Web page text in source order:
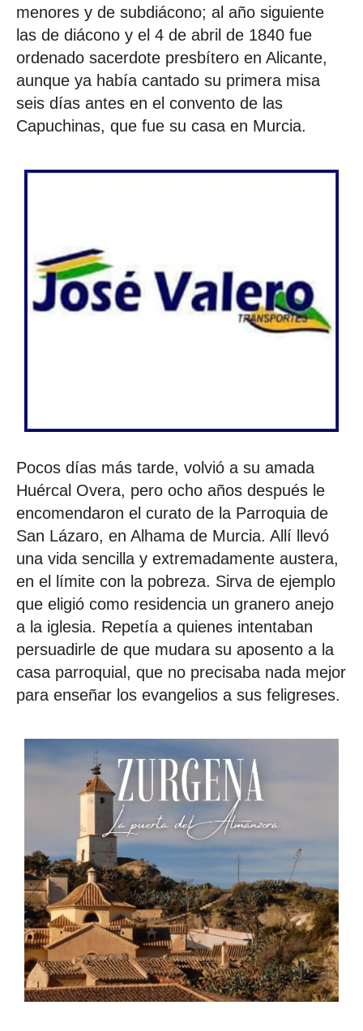
menores y de subdiácono; al año siguiente
las de diácono y el 4 de abril de 1840 fue
ordenado sacerdote presbítero en Alicante,
aunque ya había cantado su primera misa
seis días antes en el convento de las
Capuchinas, que fue su casa en Murcia.
Pocos días más tarde, volvió a su amada
Huércal Overa, pero ocho años después le
encomendaron el curato de la Parroquia de
San Lázaro, en Alhama de Murcia. Allí llevó
una vida sencilla y extremadamente austera,
en el límite con la pobreza. Sirva de ejemplo
que eligió como residencia un granero anejo
a la iglesia. Repetía a quienes intentaban
persuadirle de que mudara su aposento a la
casa parroquial, que no precisaba nada mejor
para enseñar los evangelios a sus feligreses.